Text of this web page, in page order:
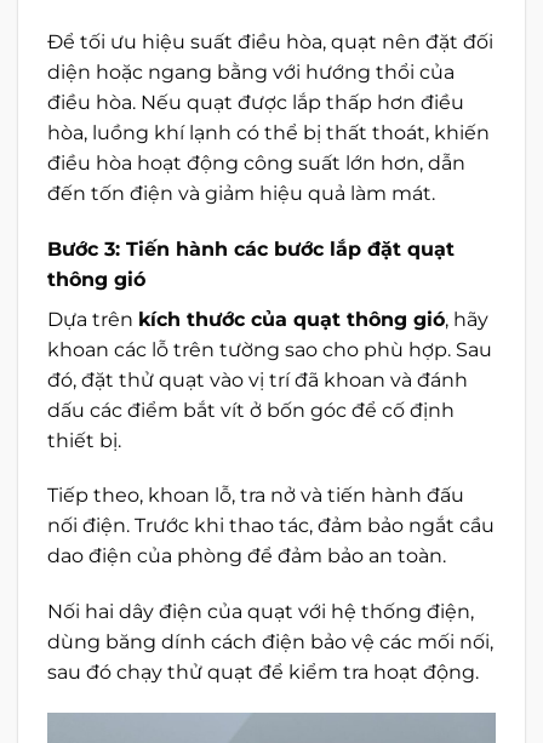
Để tối ưu hiệu suất điều hòa, quạt nên đặt đối
diện hoặc ngang bằng với hướng thổi của
điều hòa. Nếu quạt được lắp thấp hơn điều
hòa, luồng khí lạnh có thể bị thất thoát, khiến
điều hòa hoạt động công suất lớn hơn, dẫn
đến tốn điện và giảm hiệu quả làm mát.
Bước 3: Tiến hành các bước lắp đặt quạt
thông gió
Dựa trên kích thước của quạt thông gió, hãy
khoan các lỗ trên tường sao cho phù hợp. Sau
đó, đặt thử quạt vào vị trí đã khoan và đánh
dấu các điểm bắt vít ở bốn góc để cố định
thiết bị.
Tiếp theo, khoan lỗ, tra nở và tiến hành đấu
nối điện. Trước khi thao tác, đảm bảo ngắt cầu
dao điện của phòng để đảm bảo an toàn.
Nối hai dây điện của quạt với hệ thống điện,
dùng băng dính cách điện bảo vệ các mối nối,
sau đó chạy thử quạt để kiểm tra hoạt động.